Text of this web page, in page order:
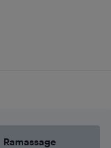
Ramassage